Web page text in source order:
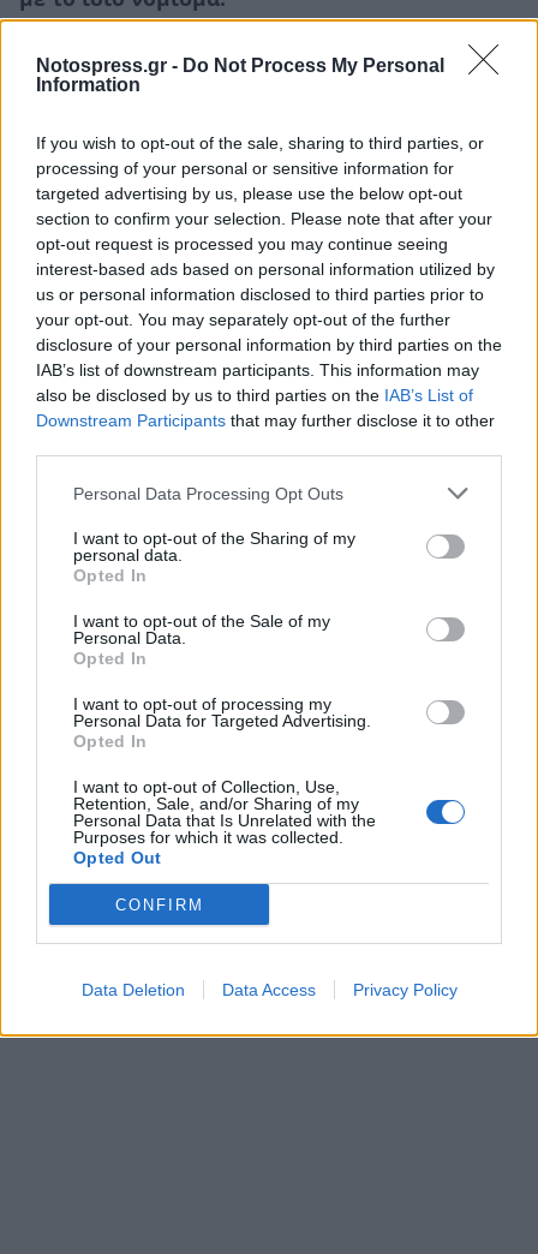
Notospress.gr - Do Not Process My Personal
Information
If you wish to opt-out of the sale, sharing to third parties, or
processing of your personal or sensitive information for
targeted advertising by us, please use the below opt-out
section to confirm your selection. Please note that after your
opt-out request is processed you may continue seeing
interest-based ads based on personal information utilized by
us or personal information disclosed to third parties prior to
your opt-out. You may separately opt-out of the further
disclosure of your personal information by third parties on the
IAB’s list of downstream participants. This information may
also be disclosed by us to third parties on the IAB’s List of
Downstream Participants that may further disclose it to other
Personal Data Processing Opt Outs
I want to opt-out of the Sharing of my
personal data.
Opted In
I want to opt-out of the Sale of my
Personal Data.
Opted In
I want to opt-out of processing my
Personal Data for Targeted Advertising.
Opted In
I want to opt-out of Collection, Use,
Retention, Sale, and/or Sharing of my
Personal Data that Is Unrelated with the
Purposes for which it was collected.
Opted Out
CONFIRM
Data Deletion Data Access Privacy Policy
Δεν είμαστε πλέον στο και 1’ .Είμαστε στο και
59’. Όμως η μαύρη σταφίδα και οι
σωθούν. Είναι ευθύνη όλων των βουλευτών
των σταφιδοπαραγωγικών Νομών , όλων των
κομμάτων της αντιπολίτευσης στη Βουλή,
όλων των Αυτοδιοικητικών των
σταφιδοπαραγωγικών Νομών και όλων των
φορέων, να πιέσουν δυναμικά ακόμη και τώρα
μετά την ύστατη ώρα να δοθεί λύση στο
πρόβλημα των αποθεμάτων όπως ακριβώς
έχουμε προτείνει εδώ και δυο χρόνια και
προτείνει η Παναιγιάλειος Συνεταιριστική
Ένωση σε χρόνο μηδέν, ΕΔΩ ΚΑΙ ΤΩΡΑ και όχι
(*) Ο Θανάσης Πετράκος είναι Περιφερειακός
Σύμβουλος Πελοποννήσου και πρώην
βουλευτής Μεσσηνίας
Ακολουθήστε τοnotospress.gr στο Google News και
μάθετε πρώτοιόλες τις ειδήσεις
* Τα άρθρα δεν απηχούν απαραίτητα τη γνώμη του
notospress.gr
TAGS: ΘΑΝΑΣΗΣ ΠΕΤΡΑΚΟΣ